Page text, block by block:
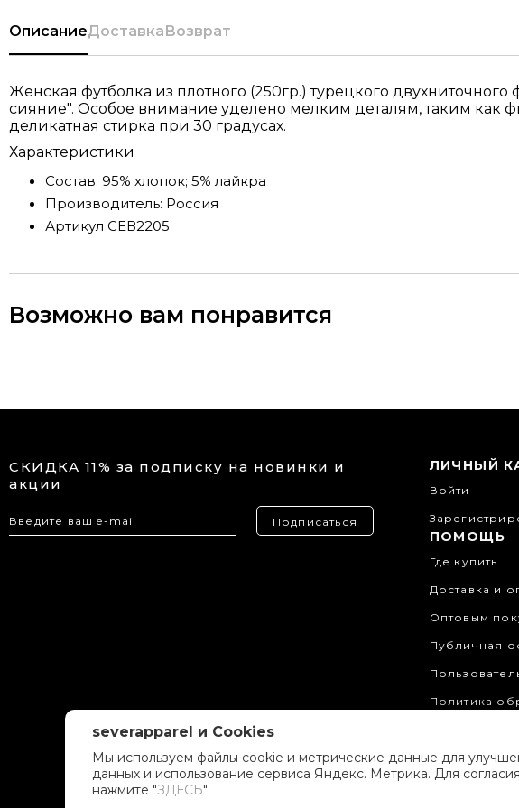
ОписаниеДоставкаВозврат
Женская футболка из плотного (250гр.) турецкого
сияние". Особое внимание уделено мелким деталям, таким как
деликатная стирка при 30 градусах.
Характеристики
Состав: 95% хлопок; 5% лайкра
Производитель: Россия
Артикул СЕВ2205
Возможно вам понравится
СКИДКА 11% за подписку на новинки и
акции
Подписаться
ЛИЧНЫЙ
Войти
ПОМОЩЬ
Где купить
Доставка и
Оптовым
Публичная
Политика
severapparel и Cookies
Мы используем файлы cookie и метрические данные для
данных и использование сервиса Яндекс. Метрика. Для
нажмите "ЗДЕСЬ"